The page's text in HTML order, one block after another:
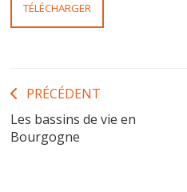
TÉLÉCHARGER
Navigation
de
PRÉCÉDENT
Les bassins de vie en
Bourgogne